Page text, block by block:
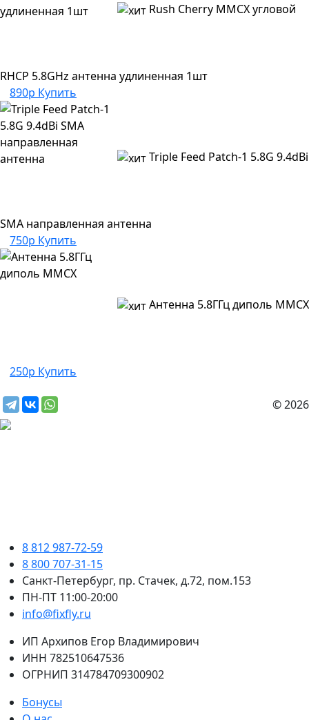
Rush Cherry MMCX угловой
RHCP 5.8GHz антенна удлиненная 1шт
890р Купить
Triple Feed Patch-1 5.8G 9.4dBi
SMA направленная антенна
750р Купить
Антенна 5.8ГГц диполь MMCX
250р Купить
© 2026
8 812 987-72-59
8 800 707-31-15
Санкт-Петербург, пр. Стачек, д.72, пом.153
ПН-ПТ 11:00-20:00
info@fixfly.ru
ИП Архипов Егор Владимирович
ИНН 782510647536
ОГРНИП 314784709300902
Бонусы